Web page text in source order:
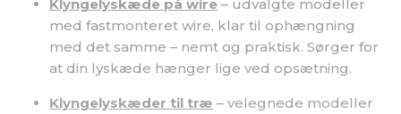
Klyngelyskæde på wire – udvalgte modeller
med fastmonteret wire, klar til ophængning
med det samme – nemt og praktisk. Sørger for
at din lyskæde hænger lige ved opsætning.
Klyngelyskæder til træ – velegnede modeller